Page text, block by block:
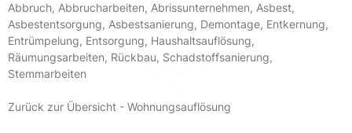
Abbruch, Abbrucharbeiten, Abrissunternehmen, Asbest,
Asbestentsorgung, Asbestsanierung, Demontage, Entkernung,
Entrümpelung, Entsorgung, Haushaltsauflösung,
Räumungsarbeiten, Rückbau, Schadstoffsanierung,
Stemmarbeiten
Zurück zur Übersicht - Wohnungsauflösung